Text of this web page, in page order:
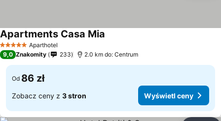
5 KategoriaAparthotel
Apartments Casa Mia
9,0 Znakomity 233 2.0 km do: Centrum
Od 86 zł
Zobacz ceny z 3 stron Wyświetl ceny